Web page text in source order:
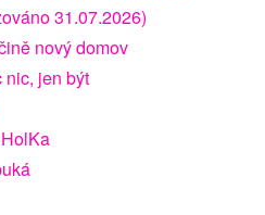
31.07.2026)
nový domov
nic, jen být